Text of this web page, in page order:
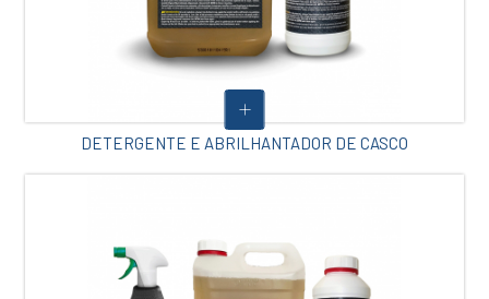
DETERGENTE E ABRILHANTADOR DE CASCO